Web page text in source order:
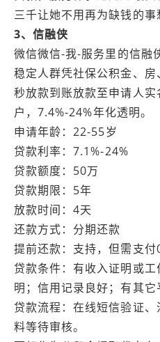
三千让她不用再为缺钱的事
3、信融侠
微信微信-我-服务里的信融
稳定人群凭社保公积金、
秒放款到账放款至申请人
户，7.4%-24%年化透明。
申请年龄：22-55岁
贷款利率：7.1%-24%
贷款额度：50万
贷款期限：5年
放款时间：4天
还款方式：分期还款
提前还款：支持，但需支付
贷款条件：有收入证明或
明；信用记录良好；有其它
贷款流程：在线短信验证
料等待审核。